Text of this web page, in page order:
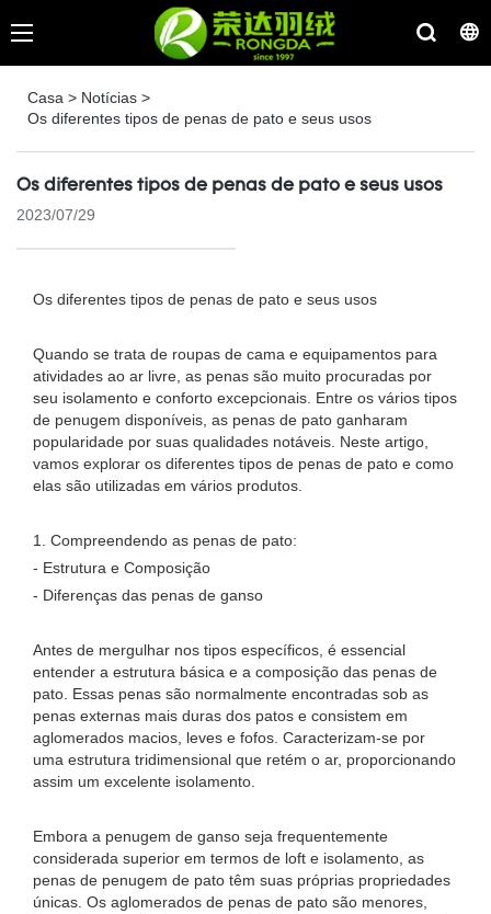
Casa > Notícias >
Os diferentes tipos de penas de pato e seus usos
Os diferentes tipos de penas de pato e seus usos
2023/07/29
Os diferentes tipos de penas de pato e seus usos
Quando se trata de roupas de cama e equipamentos para
atividades ao ar livre, as penas são muito procuradas por
seu isolamento e conforto excepcionais. Entre os vários tipos
de penugem disponíveis, as penas de pato ganharam
popularidade por suas qualidades notáveis. Neste artigo,
vamos explorar os diferentes tipos de penas de pato e como
elas são utilizadas em vários produtos.
1. Compreendendo as penas de pato:
- Estrutura e Composição
- Diferenças das penas de ganso
Antes de mergulhar nos tipos específicos, é essencial
entender a estrutura básica e a composição das penas de
pato. Essas penas são normalmente encontradas sob as
penas externas mais duras dos patos e consistem em
aglomerados macios, leves e fofos. Caracterizam-se por
uma estrutura tridimensional que retém o ar, proporcionando
assim um excelente isolamento.
Embora a penugem de ganso seja frequentemente
considerada superior em termos de loft e isolamento, as
penas de penugem de pato têm suas próprias propriedades
únicas. Os aglomerados de penas de pato são menores,